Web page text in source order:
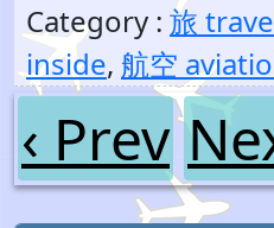
Category : 旅
inside, 航空
‹ Prev